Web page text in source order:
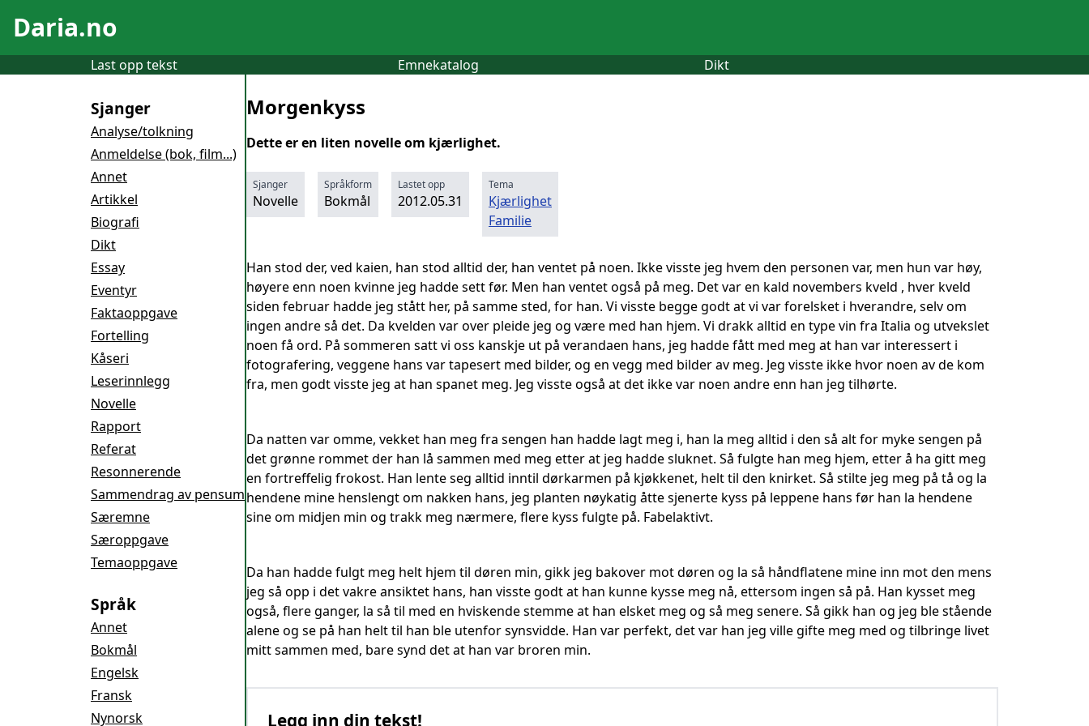
Daria.no
Last opp tekst Emnekatalog Dikt
Sjanger
Analyse/tolkning
Anmeldelse (bok, film...)
Annet
Artikkel
Biografi
Dikt
Essay
Eventyr
Faktaoppgave
Fortelling
Kåseri
Leserinnlegg
Novelle
Rapport
Referat
Resonnerende
Sammendrag av pensum
Særemne
Særoppgave
Temaoppgave
Språk
Annet
Bokmål
Engelsk
Fransk
Nynorsk
Morgenkyss
Dette er en liten novelle om kjærlighet.
Sjanger
Novelle
Språkform
Bokmål
Lastet opp
2012.05.31
Tema
Kjærlighet
Familie
Han stod der, ved kaien, han stod alltid der, han ventet på noen. Ikke visste jeg hvem den personen var, men hun var høy,
høyere enn noen kvinne jeg hadde sett før. Men han ventet også på meg. Det var en kald novembers kveld , hver kveld
siden februar hadde jeg stått her, på samme sted, for han. Vi visste begge godt at vi var forelsket i hverandre, selv om
ingen andre så det. Da kvelden var over pleide jeg og være med han hjem. Vi drakk alltid en type vin fra Italia og utvekslet
noen få ord. På sommeren satt vi oss kanskje ut på verandaen hans, jeg hadde fått med meg at han var interessert i
fotografering, veggene hans var tapesert med bilder, og en vegg med bilder av meg. Jeg visste ikke hvor noen av de kom
fra, men godt visste jeg at han spanet meg. Jeg visste også at det ikke var noen andre enn han jeg tilhørte.
Da natten var omme, vekket han meg fra sengen han hadde lagt meg i, han la meg alltid i den så alt for myke sengen på
det grønne rommet der han lå sammen med meg etter at jeg hadde sluknet. Så fulgte han meg hjem, etter å ha gitt meg
en fortreffelig frokost. Han lente seg alltid inntil dørkarmen på kjøkkenet, helt til den knirket. Så stilte jeg meg på tå og la
hendene mine henslengt om nakken hans, jeg planten nøykatig åtte sjenerte kyss på leppene hans før han la hendene
sine om midjen min og trakk meg nærmere, flere kyss fulgte på. Fabelaktivt.
Da han hadde fulgt meg helt hjem til døren min, gikk jeg bakover mot døren og la så håndflatene mine inn mot den mens
jeg så opp i det vakre ansiktet hans, han visste godt at han kunne kysse meg nå, ettersom ingen så på. Han kysset meg
også, flere ganger, la så til med en hviskende stemme at han elsket meg og så meg senere. Så gikk han og jeg ble stående
alene og se på han helt til han ble utenfor synsvidde. Han var perfekt, det var han jeg ville gifte meg med og tilbringe livet
mitt sammen med, bare synd det at han var broren min.
Legg inn din tekst!